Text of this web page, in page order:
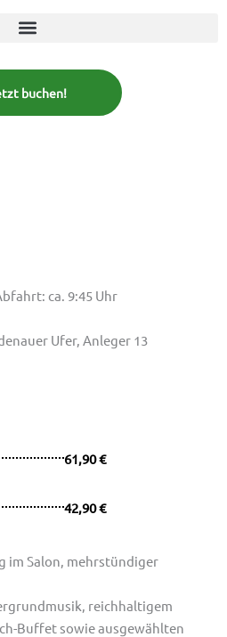
buchen!
ca. 9:45 Uhr
Ufer, Anleger 13
61,90 €
42,90 €
im Salon, mehrstündiger
reichhaltigem
Buffet sowie ausgewählten